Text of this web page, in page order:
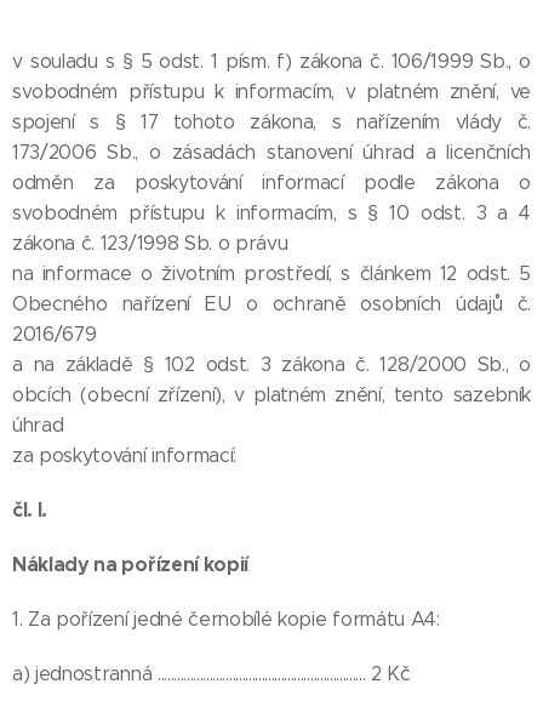
v souladu s § 5 odst. 1 písm. f) zákona č. 106/1999 Sb., o
svobodném přístupu k informacím, v platném znění, ve
spojení s § 17 tohoto zákona, s nařízením vlády č.
173/2006 Sb., o zásadách stanovení úhrad a licenčních
odměn za poskytování informací podle zákona o
svobodném přístupu k informacím, s § 10 odst. 3 a 4
zákona č. 123/1998 Sb. o právu
na informace o životním prostředí, s článkem 12 odst. 5
Obecného nařízení EU o ochraně osobních údajů č.
2016/679
a na základě § 102 odst. 3 zákona č. 128/2000 Sb., o
obcích (obecní zřízení), v platném znění, tento sazebník
úhrad
za poskytování informací:
čl. I.
Náklady na pořízení kopií
1. Za pořízení jedné černobílé kopie formátu A4:
a) jednostranná ................................................................ 2 Kč